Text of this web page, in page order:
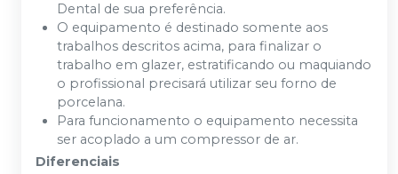
Dental de sua preferência.
O equipamento é destinado somente aos
trabalhos descritos acima, para finalizar o
trabalho em glazer, estratificando ou maquiando
o profissional precisará utilizar seu forno de
porcelana.
Para funcionamento o equipamento necessita
ser acoplado a um compressor de ar.
Diferenciais